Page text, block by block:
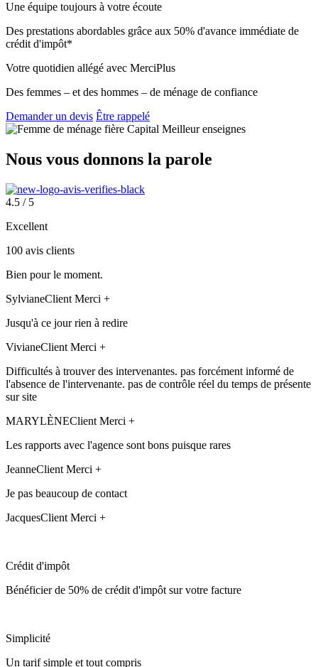
Une équipe toujours à votre écoute
Des prestations abordables grâce aux 50% d'avance immédiate de
crédit d'impôt*
Votre quotidien allégé avec MerciPlus
Des femmes – et des hommes – de ménage de confiance
Demander un devis Être rappelé
Nous vous donnons la parole
4.5 / 5
Excellent
100 avis clients
Bien pour le moment.
SylvianeClient Merci +
Jusqu'à ce jour rien à redire
VivianeClient Merci +
Difficultés à trouver des intervenantes. pas forcément informé de
l'absence de l'intervenante. pas de contrôle réel du temps de présente
sur site
MARYLÈNEClient Merci +
Les rapports avec l'agence sont bons puisque rares
JeanneClient Merci +
Je pas beaucoup de contact
JacquesClient Merci +
Crédit d'impôt
Bénéficier de 50% de crédit d'impôt sur votre facture
Simplicité
Un tarif simple et tout compris